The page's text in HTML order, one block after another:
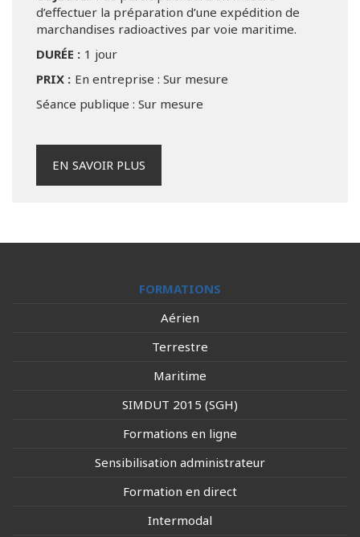
d’effectuer la préparation d’une expédition de
marchandises radioactives par voie maritime.
DURÉE : 1 jour
PRIX : En entreprise : Sur mesure
Séance publique : Sur mesure
EN SAVOIR PLUS
FORMATIONS
Aérien
Terrestre
Maritime
SIMDUT 2015 (SGH)
Formations en ligne
Sensibilisation administrateur
Formation en direct
Intermodal